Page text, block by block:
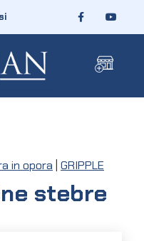
in opora GRIPPLE
stebre